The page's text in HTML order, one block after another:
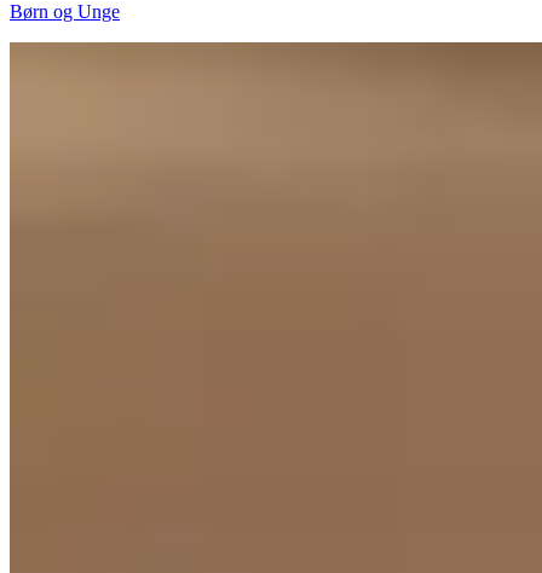
Børn og Unge